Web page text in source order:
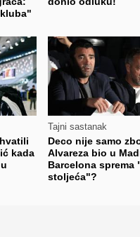
kada
Tajni sastanak
Deco nije samo
Alvareza bio u
Barcelona sprema
stoljeća"?